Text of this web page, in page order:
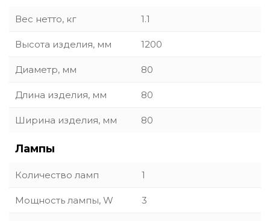
Вес нетто, кг 1.1
Высота изделия, мм 1200
Диаметр, мм 80
Длина изделия, мм 80
Ширина изделия, мм 80
Лампы
Количество ламп 1
Мощность лампы, W 3